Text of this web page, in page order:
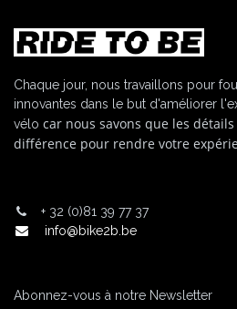
Chaque jour, nous travaillons pour
innovantes dans le but d'améliorer
vélo car nous savons que les
différence pour rendre votre
+ 32 (0)81 39 77 37
info@bike2b.be
Abonnez-vous à notre Newsletter